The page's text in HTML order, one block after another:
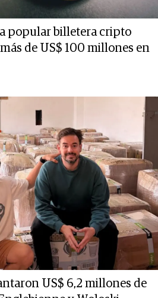
popular billetera cripto
de US$ 100 millones en
US$ 6,2 millones de